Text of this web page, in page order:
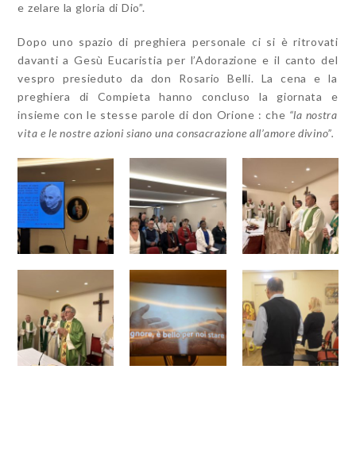
e zelare la gloria di Dio”.
Dopo uno spazio di preghiera personale ci si è ritrovati
davanti a Gesù Eucaristia per l’Adorazione e il canto del
vespro presieduto da don Rosario Belli. La cena e la
preghiera di Compieta hanno concluso la giornata e
insieme con le stesse parole di don Orione : che “la nostra
vita e le nostre azioni siano una consacrazione all’amore divino”.